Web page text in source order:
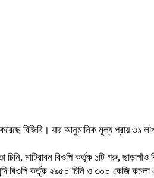
বিজিবি। যার আনুমানিক মূল্য প্রায় ৩১
চিনি, মাটিরাবন বিওপি কর্তৃক ১টি গরু,
বিওপি কর্তৃক ২৯৫০ চিনি ও ৩০০ কেজি